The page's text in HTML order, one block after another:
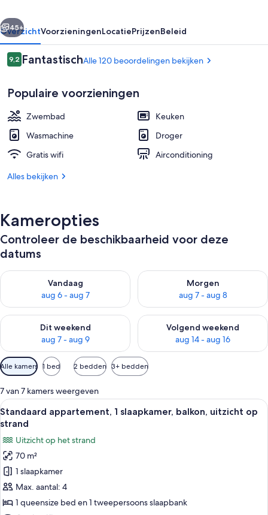
Vlak bij het strand, wit zand,
Volgende
45+
OverzichtVoorzieningenLocatiePrijzenBeleid
Beoordelingen
9,29,2 op 10 –
FantastischAlle 120 beoordelingen bekijken
Populaire voorzieningen
Zwembad
Keuken
Wasmachine
Droger
Gratis wifi
Airconditioning
Alles bekijken
Kameropties
Controleer de beschikbaarheid voor deze
datums
Vandaag
aug 6 - aug 7
De beschikbaarheid controleren voor vanavond aug 6 - aug 7
Morgen
aug 7 - aug 8
De beschikbaarheid
Dit weekend
aug 7 - aug 9
De beschikbaarheid controleren voor dit weekend aug 7 -
Volgend weekend
aug 14 - aug 16
De beschikbaarheid
Beschikbare
filters
voor
kamers
Alle kamers 1 bed 2 bedden 3+ bedden
7 van 7 kamers weergeven
Alle
foto's
Standaard
appartement,
slaapkamer,
balkon,
Een ronde tafel met rieten stoelen
9
Standaard appartement, 1 slaapkamer, balkon, uitzicht op
strand
Uitzicht op het strand
70 m²
1 slaapkamer
Max. aantal: 4
1 queensize bed en 1 tweepersoons slaapbank